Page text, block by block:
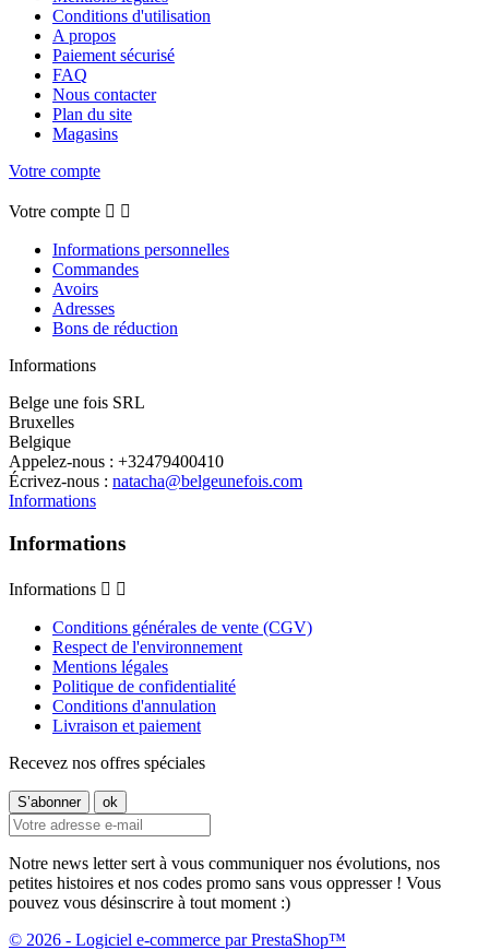
Conditions d'utilisation
A propos
Paiement sécurisé
FAQ
Nous contacter
Plan du site
Magasins
Votre compte
Votre compte  
Informations personnelles
Commandes
Avoirs
Adresses
Bons de réduction
Informations
Belge une fois SRL
Bruxelles
Belgique
Appelez-nous : +32479400410
Écrivez-nous : natacha@belgeunefois.com
Informations
Informations
Informations  
Conditions générales de vente (CGV)
Respect de l'environnement
Mentions légales
Politique de confidentialité
Conditions d'annulation
Livraison et paiement
Recevez nos offres spéciales
Notre news letter sert à vous communiquer nos évolutions, nos
petites histoires et nos codes promo sans vous oppresser ! Vous
pouvez vous désinscrire à tout moment :)
© 2026 - Logiciel e-commerce par PrestaShop™